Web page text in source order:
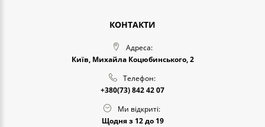
КОНТАКТИ
Адреса:
Київ, Михайла Коцюбинського, 2
Телефон:
+380(73) 842 42 07
Ми відкриті:
Щодня з 12 до 19